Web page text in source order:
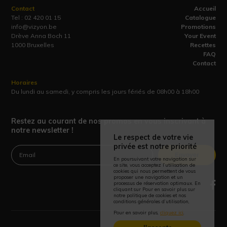
Accueil
Catalogue
Promotions
Your Event
Recettes
FAQ
Contact
Contact
Tel : 02 420 01 15
info@vizyon.be
Drève Anna Boch 11
1000 Bruxelles
Horaires
Du lundi au samedi, y compris les jours fériés de 08h00 à 18h00
Restez au courant de nos promos en vous inscrivant à
notre newsletter !
Le respect de votre vie
privée est notre priorité
En poursuivant votre navigation sur
ce site, vous acceptez l’utilisation de
cookies qui nous permettent de vous
proposer une navigation et un
processus de réservation optimaux. En
cliquant sur Pour en savoir plus sur
notre politique de cookies et nos
conditions générales d’utilisation,
Pour en savoir plus, cliquez ici